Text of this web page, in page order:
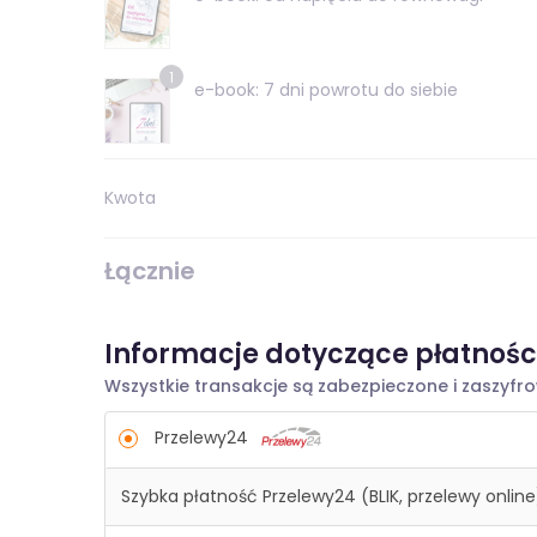
1
e-book: 7 dni powrotu do siebie
Kwota
Łącznie
Informacje dotyczące
Wszystkie transakcje są zabezpieczone i
Przelewy24
Szybka płatność Przelewy24 (BLIK, przelewy